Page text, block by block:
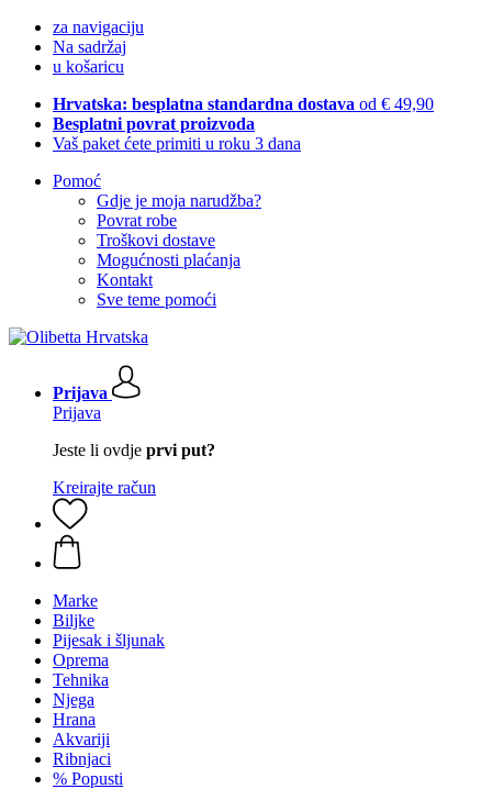
za navigaciju
Na sadržaj
u košaricu
Hrvatska: besplatna standardna dostava od € 49,90
Besplatni povrat proizvoda
Vaš paket ćete primiti u roku 3 dana
Pomoć
Gdje je moja narudžba?
Povrat robe
Troškovi dostave
Mogućnosti plaćanja
Kontakt
Sve teme pomoći
Prijava
Prijava
Jeste li ovdje prvi put?
Kreirajte račun
Marke
Biljke
Pijesak i šljunak
Oprema
Tehnika
Njega
Hrana
Akvariji
Ribnjaci
% Popusti